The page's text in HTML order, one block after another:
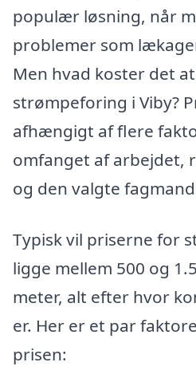
populær løsning, når
problemer som
Men hvad koster det
strømpeforing i Viby?
afhængigt af flere
omfanget af arbejdet,
og den valgte
Typisk vil priserne for
ligge mellem 500 og
meter, alt efter hvor
er. Her er et par
prisen: